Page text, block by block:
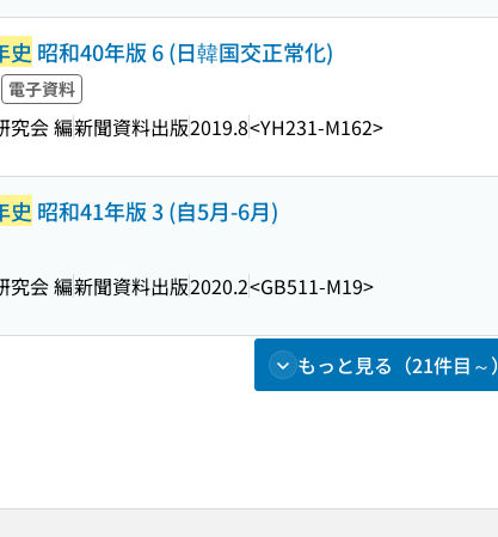
史 昭和40年版 6 (日韓国交正常化)
電子資料
究会 編新聞資料出版2019.8<YH231-M162>
史 昭和41年版 3 (自5月-6月)
究会 編新聞資料出版2020.2<GB511-M19>
もっと見る（21件目～）